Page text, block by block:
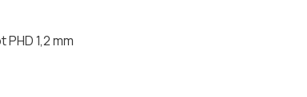
1,2 mm